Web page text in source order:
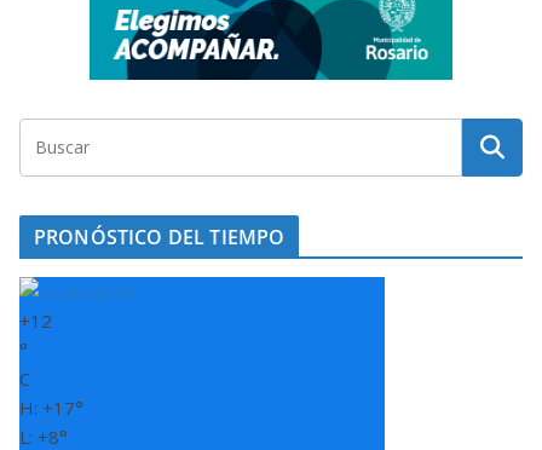
PRONÓSTICO DEL TIEMPO
+12
°
C
H: +17°
L: +8°